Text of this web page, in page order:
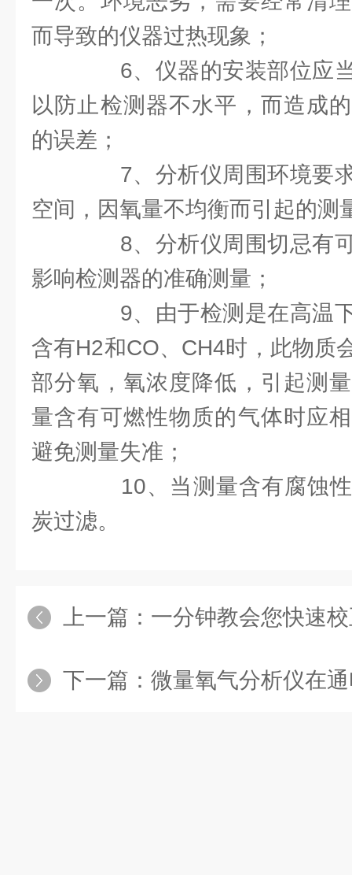
而导致的仪器过热现象；
6、仪器的安装部位应当
以防止检测器不水平，而造成
的误差；
7、分析仪周围环境要求
空间，因氧量不均衡而引起的测
8、分析仪周围切忌有可
影响检测器的准确测量；
9、由于检测是在高温下
含有H2和CO、CH4时，此物质
部分氧，氧浓度降低，引起测
量含有可燃性物质的气体时应
避免测量失准；
10、当测量含有腐蚀性
炭过滤。
上一篇： 一分钟教会您快速
下一篇： 微量氧气分析仪在通电